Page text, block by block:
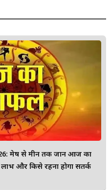
मेष से मीन तक जानें आज का
और किसे रहना होगा सतर्क